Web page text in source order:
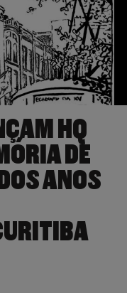
HQ
DE
ANOS